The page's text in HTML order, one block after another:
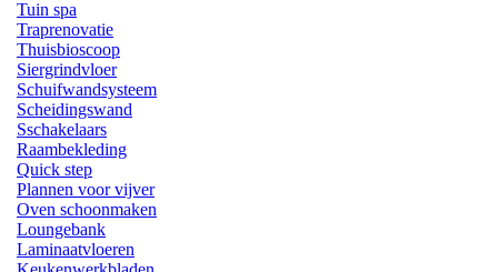
Tuin spa
Traprenovatie
Thuisbioscoop
Siergrindvloer
Schuifwandsysteem
Scheidingswand
Sschakelaars
Raambekleding
Quick step
Plannen voor vijver
Oven schoonmaken
Loungebank
Laminaatvloeren